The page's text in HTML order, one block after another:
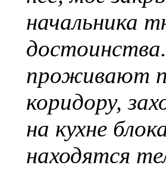
начальника
проживают
коридору,
на кухне
находятся